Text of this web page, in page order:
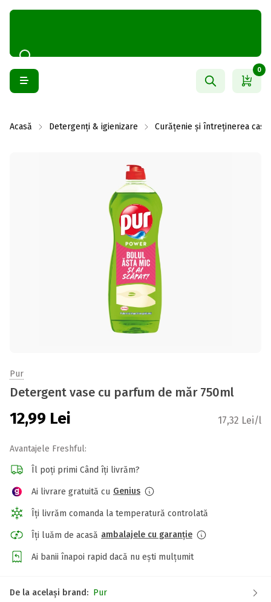
0
Acasă Detergenți & igienizare Curățenie și întreținerea casei
Pur
Detergent vase cu parfum de măr 750ml
12,99 Lei 17,32 Lei/l
Avantajele Freshful:
Îl poți primi Când îți livrăm?
Ai livrare gratuită cu Genius
Îți livrăm comanda la temperatură controlată
Îți luăm de acasă ambalajele cu garanție
Ai banii înapoi rapid dacă nu ești mulțumit
De la același brand: Pur